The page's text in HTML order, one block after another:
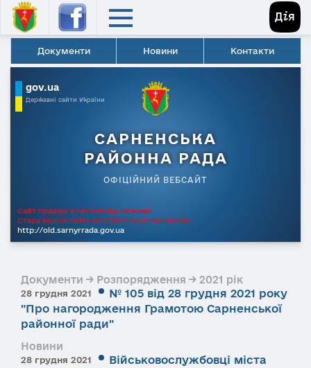
Документи Новини Контакти
gov.ua
Державні сайти України
САРНЕНСЬКА
РАЙОННА РАДА
ОФІЦІЙНИЙ ВЕБСАЙТ
Сайт працює в тестовому режимі.
Стара версія сайту доступна за посиланням
http://old.sarnyrrada.gov.ua
Документи → Розпорядження → 2021 рік
28 грудня 2021
№ 105 від 28 грудня 2021 року
"Про нагородження Грамотою Сарненської
районної ради"
Новини
28 грудня 2021
Військовослужбовці міста